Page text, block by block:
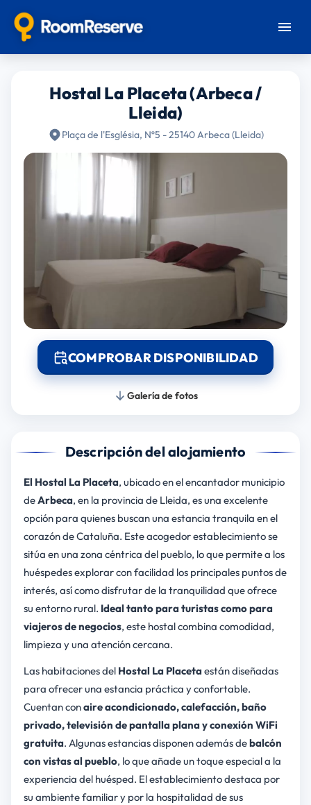
Hostal La Placeta (Arbeca /
Lleida)
Plaça de l'Església, Nº5 - 25140 Arbeca (Lleida)
COMPROBAR DISPONIBILIDAD
Galería de fotos
Descripción del alojamiento
El Hostal La Placeta, ubicado en el encantador municipio
deArbeca, en la provincia de Lleida, es una excelente
opción para quienes buscan una estancia tranquila en el
corazón de Cataluña. Este acogedor establecimiento se
sitúa en una zona céntrica del pueblo, lo que permite a los
huéspedes explorar con facilidad los principales puntos de
interés, así como disfrutar de la tranquilidad que ofrece
su entorno rural. Ideal tanto para turistas como para
viajeros de negocios, este hostal combina comodidad,
limpieza y una atención cercana.
Las habitaciones del Hostal La Placetaestán diseñadas
para ofrecer una estancia práctica y confortable.
Cuentan conaire acondicionado, calefacción, baño
privado, televisión de pantalla plana y conexión WiFi
gratuita. Algunas estancias disponen además debalcón
con vistas al pueblo, lo que añade un toque especial a la
experiencia del huésped. El establecimiento destaca por
su ambiente familiar y por la hospitalidad de sus